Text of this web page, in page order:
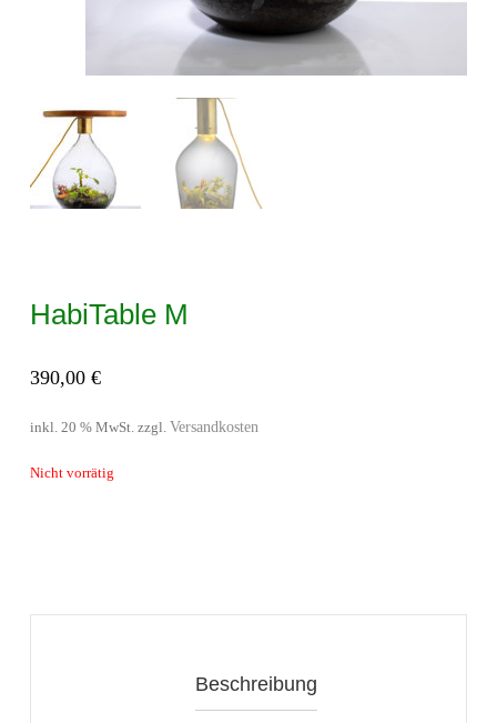
HabiTable M
390,00 €
inkl. 20 % MwSt. zzgl. Versandkosten
Nicht vorrätig
Beschreibung